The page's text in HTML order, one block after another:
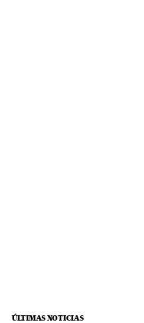
ÚLTIMAS NOTICIAS